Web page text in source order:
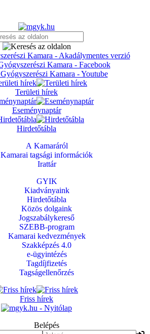
Területi hírek
Eseménynaptár
Hirdetőtábla
A Kamaráról
Kamarai tagsági információk
Irattár
GYIK
Kiadványaink
Hirdetőtábla
Közös dolgaink
Jogszabálykereső
SZEBB-program
Kamarai kedvezmények
Szakképzés 4.0
e-ügyintézés
Tagdíjfizetés
Tagságellenőrzés
Friss hírek
Belépés